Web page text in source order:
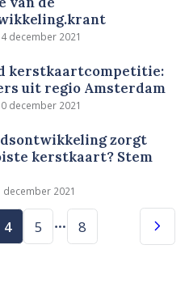
december 2021
kerstkaartcompetitie:
uit regio Amsterdam
december 2021
zorgt
kerstkaart? Stem
december 2021
4 5 8